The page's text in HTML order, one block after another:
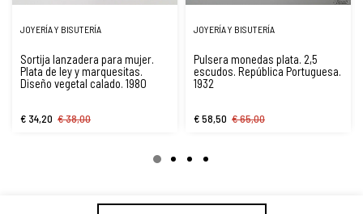
JOYERÍA Y BISUTERÍA
Sortija lanzadera para mujer.
Plata de ley y marquesitas.
Diseño vegetal calado. 1980
€ 34,20 € 38,00
JOYERÍA Y BISUTERÍA
Pulsera monedas plata. 2,5
escudos. República Portuguesa.
1932
€ 58,50 € 65,00